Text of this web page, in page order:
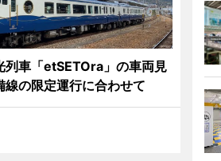
列車「etSETOra」の車両見
の限定運行に合わせて